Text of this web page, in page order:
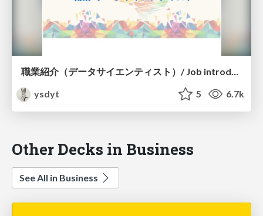
職業紹介（データサイエンティスト）/ Job introduction of data scientist
ysdyt
5 6.7k
Other Decks in Business
See All in Business